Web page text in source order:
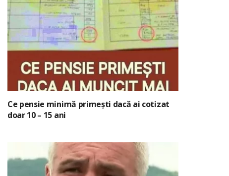
Ce pensie minimă primești dacă ai cotizat
doar 10 – 15 ani